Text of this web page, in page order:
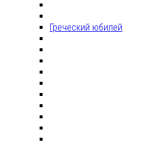
Греческий юбилей